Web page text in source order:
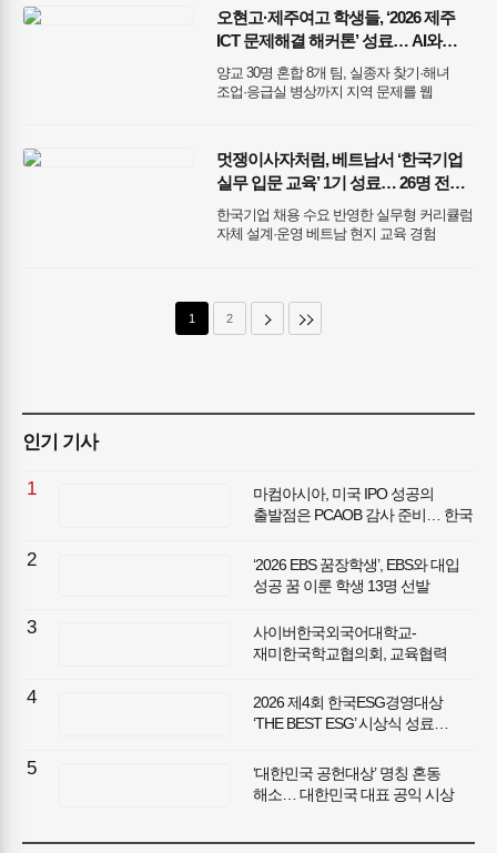
오현고·제주여고 학생들, ‘2026 제주
ICT 문제해결 해커톤’ 성료… AI와
함께한 사흘
양교 30명 혼합 8개 팀, 실종자 찾기·해녀
조업·응급실 병상까지 지역 문제를 웹
멋쟁이사자처럼, 베트남서 ‘한국기업
실무 입문 교육’ 1기 성료… 26명 전원
수료
한국기업 채용 수요 반영한 실무형 커리큘럼
자체 설계·운영 베트남 현지 교육 경험
1 2
인기 기사
1
마컴아시아, 미국 IPO 성공의
출발점은 PCAOB 감사 준비… 한국
2
‘2026 EBS 꿈장학생’, EBS와 대입
성공 꿈 이룬 학생 13명 선발
3
사이버한국외국어대학교-
재미한국학교협의회, 교육협력
4
2026 제4회 한국ESG경영대상
‘THE BEST ESG’ 시상식 성료…
5
‘대한민국 공헌대상’ 명칭 혼동
해소… 대한민국 대표 공익 시상